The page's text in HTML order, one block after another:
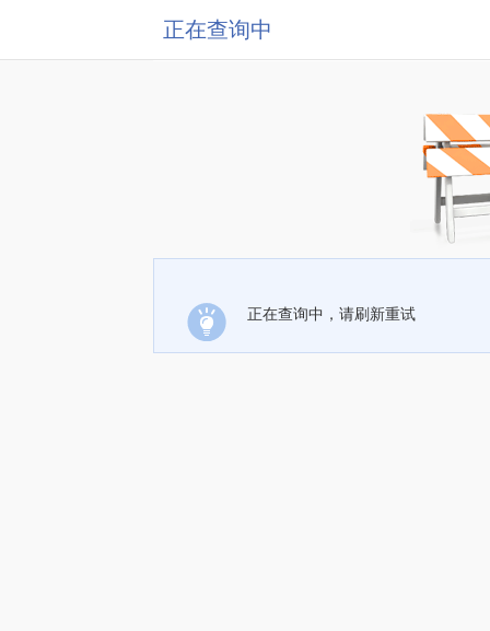
正在查询中
正在查询中，请刷新重试